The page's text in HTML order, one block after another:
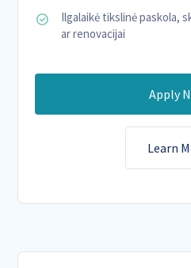
Ilgalaikė tikslinė paskola,
ar renovacijai
Apply
Learn